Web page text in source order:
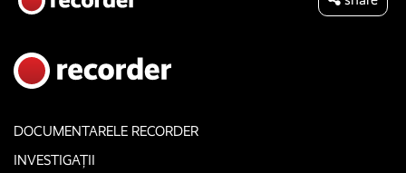
DOCUMENTARELE RECORDER
INVESTIGAȚII